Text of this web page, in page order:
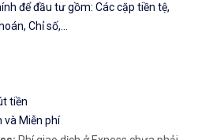
để đầu tư gồm: Các cặp tiền tệ,
Chỉ số,...
tiền
và Miễn phí